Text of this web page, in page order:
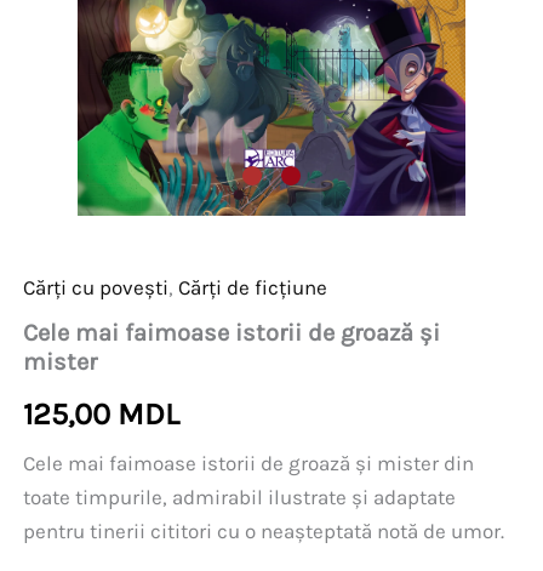
Cărți cu povești,Cărți de ficțiune
Cele mai faimoase istorii de groază și
mister
125,00 MDL
Cele mai faimoase istorii de groază și mister din
toate timpurile, admirabil ilustrate și adaptate
pentru tinerii cititori cu o neașteptată notă de umor.